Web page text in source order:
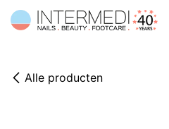
Overslaan naar inhoud
Alle producten